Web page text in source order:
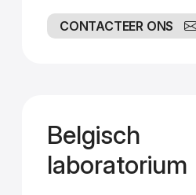
CONTACTEER ONS
Belgisch
laboratorium